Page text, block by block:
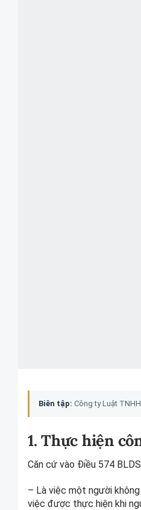
Biên tập: Công ty Luật
1. Thực hiện
Căn cứ vào Điều 574
– Là việc một người
việc được thực hiện khi